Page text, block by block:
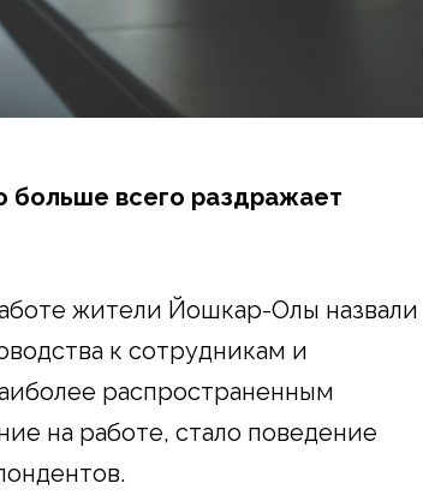
больше всего раздражает
жители Йошкар-Олы назвали
к сотрудникам и
распространенным
на работе, стало поведение